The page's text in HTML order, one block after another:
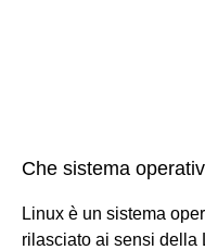
Che sistema
Linux è un sistema
rilasciato ai sensi della